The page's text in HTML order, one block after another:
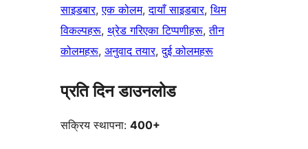
साइडबार, एक कोलम, दायाँ साइडबार, थिम
विकल्पहरू, थ्रेड गरिएका टिप्पणीहरू, तीन
कोलमहरू, अनुवाद तयार, दुई कोलमहरू
प्रति दिन डाउनलोड
सक्रिय स्थापना: 400+